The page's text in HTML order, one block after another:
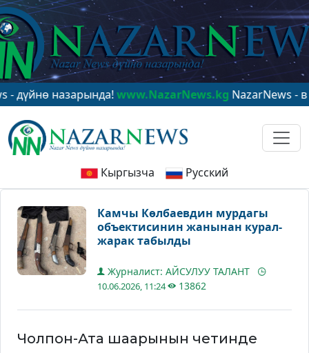
назарында!www.NazarNews.kgNazarNews - в
Кыргызча Русский
Камчы Көлбаевдин мурдагы
объектисинин жанынан курал-
жарак табылды
Журналист: АЙСУЛУУ ТАЛАНТ
10.06.2026, 11:24 13862
Чолпон-Ата шаарынын четинде